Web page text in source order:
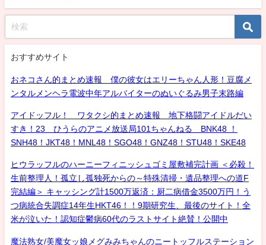
おすすめサイト
おネコさん的まとめ速報 僕の彼女はエリーちゃん人形！豆腐メ
ンタルメンヘラ電波中年アルバイターのぬいぐるみ男子末路編
アイドッフル！ ワタクシ的まとめ速報 地下格闘アイドルだい
すき！23 ひうらのアニメ放送局101ちゃんねる BNK48 ！
SNH48！JKT48！MNL48！SGO48！GNZ48！STU48！SKE48
ヒウラッフルのハーニーフィニッシュゴミ屋敷補完計画 ＜必殺！
生前整理人！孤立し孤独死からの～特殊清掃・遺品整理への道F
完結編＞ キャッシング計1500万返済：厨二病借金3500万円！う
つ病統合失調症14年生HKT46！！9期研究生、最後のサイト！全
米が泣いた！認知症鬱病60代のラストサイト絶賛！公開中
魔法熟女/美魔女ッ娘メグみみちゃんのニートッフルステーション